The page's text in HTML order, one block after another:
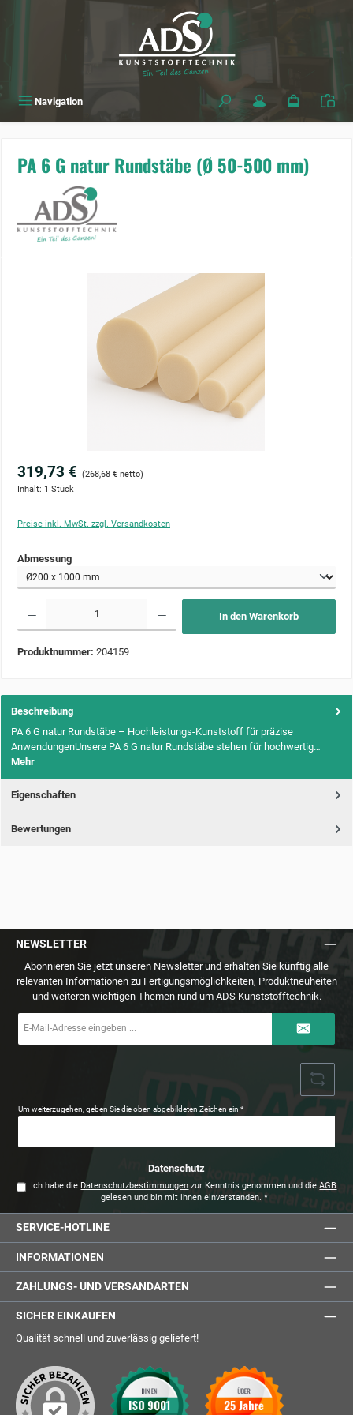
Navigation
PA 6 G natur Rundstäbe (Ø 50-500 mm)
319,73 € (268,68 € netto)
Inhalt: 1 Stück
Preise inkl. MwSt. zzgl. Versandkosten
Abmessungauswählen
In den Warenkorb
Produktnummer: 204159
Beschreibung
PA 6 G natur Rundstäbe – Hochleistungs-Kunststoff für präzise
AnwendungenUnsere PA 6 G natur Rundstäbe stehen für hochwertig…
Mehr
Eigenschaften
Bewertungen
NEWSLETTER
Abonnieren Sie jetzt unseren Newsletter und erhalten Sie künftig alle
relevanten Informationen zu Fertigungsmöglichkeiten, Produktneuheiten
und weiteren wichtigen Themen rund um ADS Kunststofftechnik.
Mail-
Um weiterzugehen, geben Sie die oben abgebildeten Zeichen ein*
Datenschutz
Ich habe die Datenschutzbestimmungen zur Kenntnis genommen und dieAGB
gelesen und bin mit ihnen einverstanden. *
SERVICE-HOTLINE
INFORMATIONEN
ZAHLUNGS- UND VERSANDARTEN
SICHER EINKAUFEN
Qualität schnell und zuverlässig geliefert!